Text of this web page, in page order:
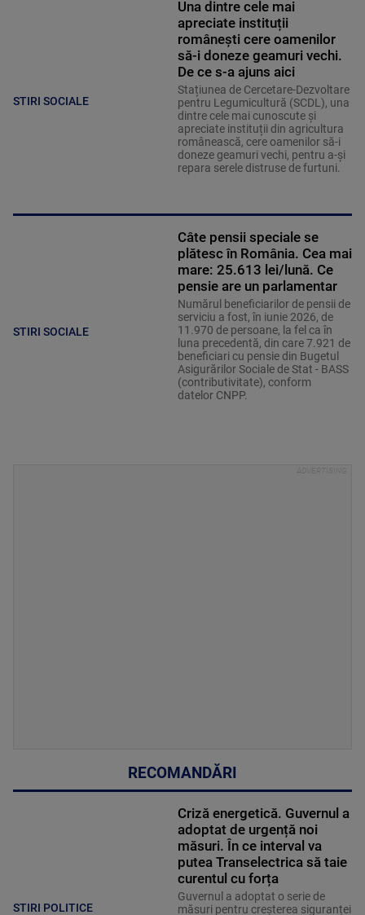
STIRI SOCIALE
Una dintre cele mai
apreciate instituții
românești cere oamenilor
să-i doneze geamuri vechi.
De ce s-a ajuns aici
Stațiunea de Cercetare-Dezvoltare
pentru Legumicultură (SCDL), una
dintre cele mai cunoscute și
apreciate instituții din agricultura
românească, cere oamenilor să-i
doneze geamuri vechi, pentru a-și
repara serele distruse de furtuni.
STIRI SOCIALE
Câte pensii speciale se
plătesc în România. Cea mai
mare: 25.613 lei/lună. Ce
pensie are un parlamentar
Numărul beneficiarilor de pensii de
serviciu a fost, în iunie 2026, de
11.970 de persoane, la fel ca în
luna precedentă, din care 7.921 de
beneficiari cu pensie din Bugetul
Asigurărilor Sociale de Stat - BASS
(contributivitate), conform
datelor CNPP.
RECOMANDĂRI
STIRI POLITICE
Criză energetică. Guvernul a
adoptat de urgență noi
măsuri. În ce interval va
putea Transelectrica să taie
curentul cu forța
Guvernul a adoptat o serie de
măsuri pentru creșterea siguranței